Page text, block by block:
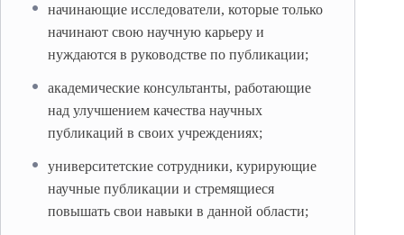
начинающие исследователи, которые только
начинают свою научную карьеру и
нуждаются в руководстве по публикации;
академические консультанты, работающие
над улучшением качества научных
публикаций в своих учреждениях;
университетские сотрудники, курирующие
научные публикации и стремящиеся
повышать свои навыки в данной области;